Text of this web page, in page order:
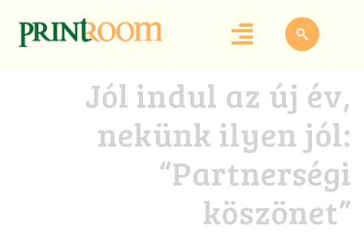
Jól indul az új év,
nekünk ilyen jól:
“Partnerségi
köszönet”